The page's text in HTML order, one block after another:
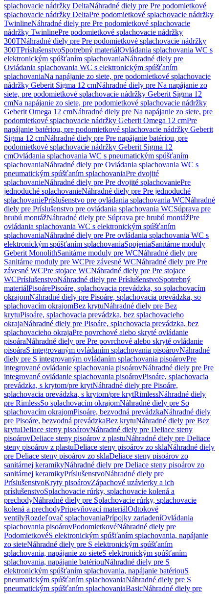
splachovacie nádržky DeltaNáhradné diely pre Pre podomietkové
splachovacie nádržky DeltaPre podomietkové splachovacie nádržky
TwinlineNáhradné diely pre Pre podomietkové splachovacie
nádržky TwinlinePre podomietkové splachovacie nádržky
300TNáhradné diely pre Pre podomietkové splachovacie nádržky
300TPríslušenstvoSpotrebný materiálOvládania splachovania WC s
elektronickým spúšťaním splachovaniaNáhradné diely pre
Ovládania splachovania WC s elektronickým spúšťaním
splachovaniaNa napájanie zo siete, pre podomietkové splachovacie
nádržky Geberit Sigma 12 cmNáhradné diely pre Na napájanie zo
siete, pre podomietkové splachovacie nádržky Geberit Sigma 12
cmNa napájanie zo siete, pre podomietkové splachovacie nádržky
Geberit Omega 12 cmNáhradné diely pre Na napájanie zo siete, pre
podomietkové splachovacie nádržky Geberit Omega 12 cmPre
napájanie batériou, pre podomietkové splachovacie nádržky Geberit
Sigma 12 cmNáhradné diely pre Pre napájanie batériou, pre
podomietkové splachovacie nádržky Geberit Sigma 12
cmOvládania splachovania WC s pneumatickým spúšťaním
splachovaniaNáhradné diely pre Ovládania splachovania WC s
pneumatickým spúšťaním splachovaniaPre dvojité
splachovanieNáhradné diely pre Pre dvojité splachovaniePre
jednoduché splachovanieNáhradné diely pre Pre jednoduché
splachovaniePríslušenstvo pre ovládania splachovania WCNáhradné
diely pre Príslušenstvo pre ovládania splachovania WCSúprava pre
hrubú montážNáhradné diely pre Súprava pre hrubú montážPre
ovládania splachovania WC s elektronickým spúšťaním
splachovaniaNáhradné diely pre Pre ovládania splachovania WC s
elektronickým spúšťaním splachovaniaSpojeniaSanitárne moduly
Geberit MonolithSanitárne moduly pre WCNáhradné diely pre
Sanitárne moduly pre WCPre závesné WCNáhradné diely pre Pre
závesné WCPre stojace WCNáhradné diely pre Pre stojace
WCPríslušenstvoNáhradné diely pre PríslušenstvoSpotrebný
materiálPisoárePisoáre, splachovacia prevádzka, so splachovacím
okrajomNáhradné diely pre Pisoáre, splachovacia prevádzka, so
splachovacím okrajomBez krytuNáhradné diely pre Bez
krytuPisoáre, splachovacia prevádzka, bez splachovacieho
okrajaNáhradné diely pre Pisoáre, splachovacia prevádzka, bez
splachovacieho okrajaPre povrchové alebo skryté ovládanie
pisoáraNáhradné diely pre Pre povrchové alebo skryté ovládanie
pisoáraS integrovaným ovládaním splachovania pisoárovNáhradné
diely pre S integrovaným ovládaním splachovania pisoárovPre
integrované ovládanie splachovania pisoárovNáhradné diely pre Pre
integrované ovládanie splachovania pisoárovPisoáre, splachovacia
prevádzka, s krytom/pre krytNáhradné diely pre Pisoáre,
splachovacia prevádzka, s krytom/pre krytRimlessNáhradné diely
pre RimlessSo splachovacím okrajomNáhradné diely pre So
splachovacím okrajomPisoáre, bezvodná prevádzkaNáhradné diely
pre Pisoáre, bezvodná prevádzkaBez krytuNáhradné diely pre Bez
krytuDeliace steny pisoárovNáhradné diely pre Deliace steny
pisoárovDeliace steny pisoárov z plastuNáhradné diely pre Deliace
steny pisoárov z plastuDeliace steny pisoárov zo sklaNáhradné diely
pre Deliace steny pisoárov zo sklaDeliace steny pisoárov zo
sanitárnej keramikyNáhradné diely pre Deliace steny pisoárov zo
sanitárnej keramikyPríslušenstvoNáhradné diely pre
PríslušenstvoKryty pisoárovZápachové uzávierky a ich
príslušenstvoSplachovacie rúrky, splachovacie kolená a
prechodyNáhradné diely pre Splachovacie rúrky, splachovacie
kolená a prechodyPripevňovací materiálOdtokové
ventilyRozdeľovač splachovaniaPrípojky zariadeníOvládania
splachovania pisoárovPodomietkovéNáhradné diely pre
PodomietkovéS elektronickým spúšťaním splachovania, napájanie
zo sieteNáhradné diely pre S elektronickým spúšťaním
splachovania, napájanie zo sieteS elektronickým spúšťaním
splachovania, napájanie batériouNáhradné diely pre S
elektronickým spúšťaním splachovania, napájanie batériouS
pneumatickým spúšťaním splachovaniaNáhradné diely pre S
pneumatickým spúšťaním splachovaniaBasicNáhradné diely pre